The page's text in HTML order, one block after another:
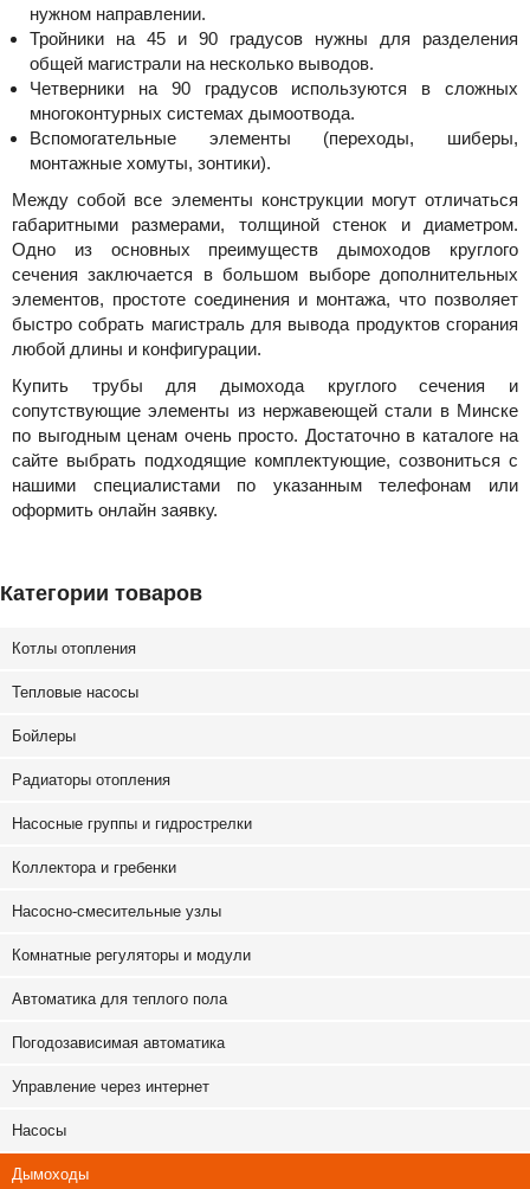
нужном направлении.
Тройники на 45 и 90 градусов нужны для разделения
общей магистрали на несколько выводов.
Четверники на 90 градусов используются в сложных
многоконтурных системах дымоотвода.
Вспомогательные элементы (переходы, шиберы,
монтажные хомуты, зонтики).
Между собой все элементы конструкции могут отличаться
габаритными размерами, толщиной стенок и диаметром.
Одно из основных преимуществ дымоходов круглого
сечения заключается в большом выборе дополнительных
элементов, простоте соединения и монтажа, что позволяет
быстро собрать магистраль для вывода продуктов сгорания
любой длины и конфигурации.
Купить трубы для дымохода круглого сечения и
сопутствующие элементы из нержавеющей стали в Минске
по выгодным ценам очень просто. Достаточно в каталоге на
сайте выбрать подходящие комплектующие, созвониться с
нашими специалистами по указанным телефонам или
оформить онлайн заявку.
Категории товаров
Котлы отопления
Тепловые насосы
Бойлеры
Радиаторы отопления
Насосные группы и гидрострелки
Коллектора и гребенки
Насосно-смесительные узлы
Комнатные регуляторы и модули
Автоматика для теплого пола
Погодозависимая автоматика
Управление через интернет
Насосы
Дымоходы